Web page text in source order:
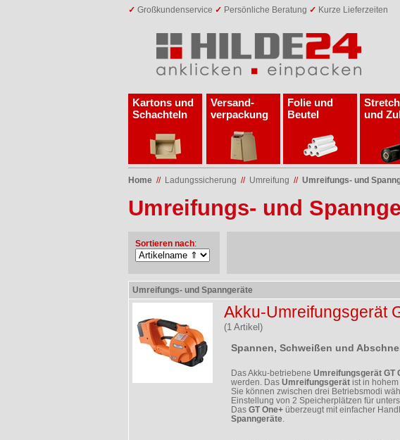
✓ Großkundenservice ✓ Persönliche Beratung ✓ Kurze Lieferzeiten
Kartons und
Schachteln
Versand­
verpackung
Folie und
Beutel
und
Home // Ladungs­sicherung // Umreifung // Umreifungs- und
Umreifungs- und
Sortieren nach:
Umreifungs- und Spanngeräte
Akku-Umreifungsgerät
(1 Artikel)
Spannen, Schweißen und
Das Akku-betriebene Umreifungsgerät GT
werden. Das Umreifungsgerät ist in
Sie können zwischen drei Betriebsmodi
Einstellung von 2 Speicherplätzen für
Das GT One+ überzeugt mit einfacher
Spanngeräte